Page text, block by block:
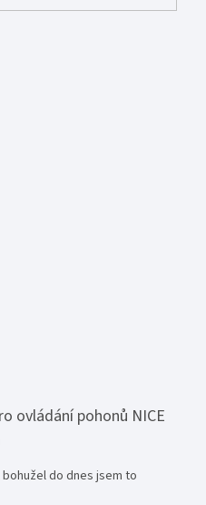
ovládání pohonů NICE
je 1 z 5 hvězdiček.
do dnes jsem to